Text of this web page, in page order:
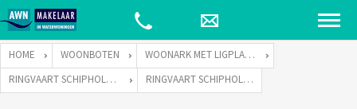
HOME WOONBOTEN
WOONARK MET LIGPLAATS
RINGVAART SCHIPHOLDIJK 500-WS TE 1432 CC AALSMEER
RINGVAART SCHIPHOLDIJK 500WS AALSMEER-7